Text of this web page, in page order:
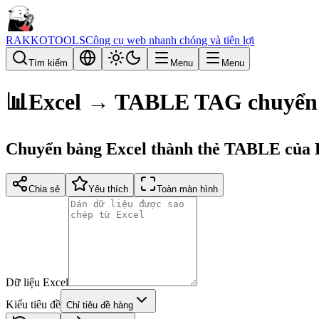
RAKKOTOOLSCông cụ web nhanh chóng và tiện lợi
Tìm kiếm Menu Menu
📊Excel → TABLE TAG
Chuyển bảng Excel thành thẻ TABLE
Chia sẻ Yêu thích Toàn màn hình
Dữ liệu Excel
Kiểu tiêu đề Chỉ tiêu đề hàng